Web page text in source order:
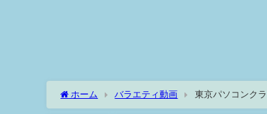
ホーム バラエティ動画 東京パソコンク